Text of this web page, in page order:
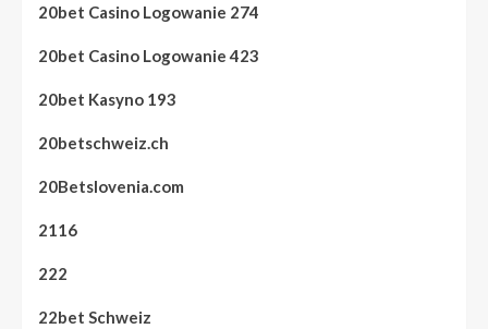
20bet Casino Logowanie 274
20bet Casino Logowanie 423
20bet Kasyno 193
20betschweiz.ch
20Betslovenia.com
2116
222
22bet Schweiz